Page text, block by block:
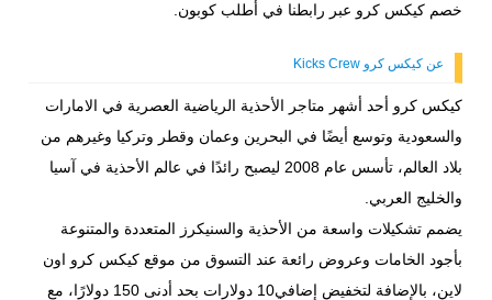
خصم كيكس كرو عبر رابطنا في أطلب كوبون.
عن كيكس كرو Kicks Crew
كيكس كرو أحد أشهر متاجر الأحذية الرياضية العصرية في الامارات
والسعودية وتوسع أيضًا في البحرين وعمان وقطر وتركيا وغيرهم من
بلاد العالم، تأسس عام 2008 ليصبح رائدًا في عالم الأحذية في آسيا
والخليج العربي.
يضمم تشكيلات واسعة من الأحذية والسنيكرز المتعددة والمتنوعة
بأجود الخامات وعروض رائعة عند التسوق من موقع كيكس كرو اون
لاين، بالإضافة لتخفيض إضافي10 دولارات بحد أدنى 150 دولارًا، مع